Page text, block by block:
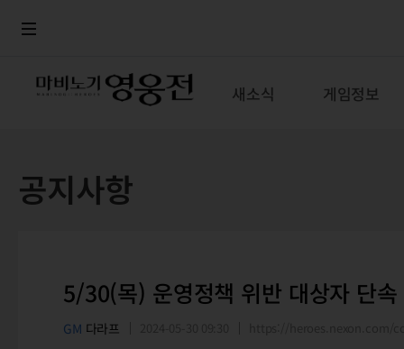
새소식 게임정보
공지사항
5/30(목) 운영정책 위반 대상자 단
GM 다라프